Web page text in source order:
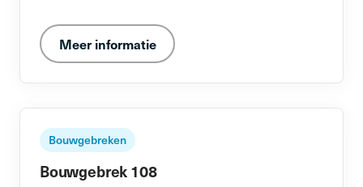
Meer informatie
Bouwgebreken
Bouwgebrek 108